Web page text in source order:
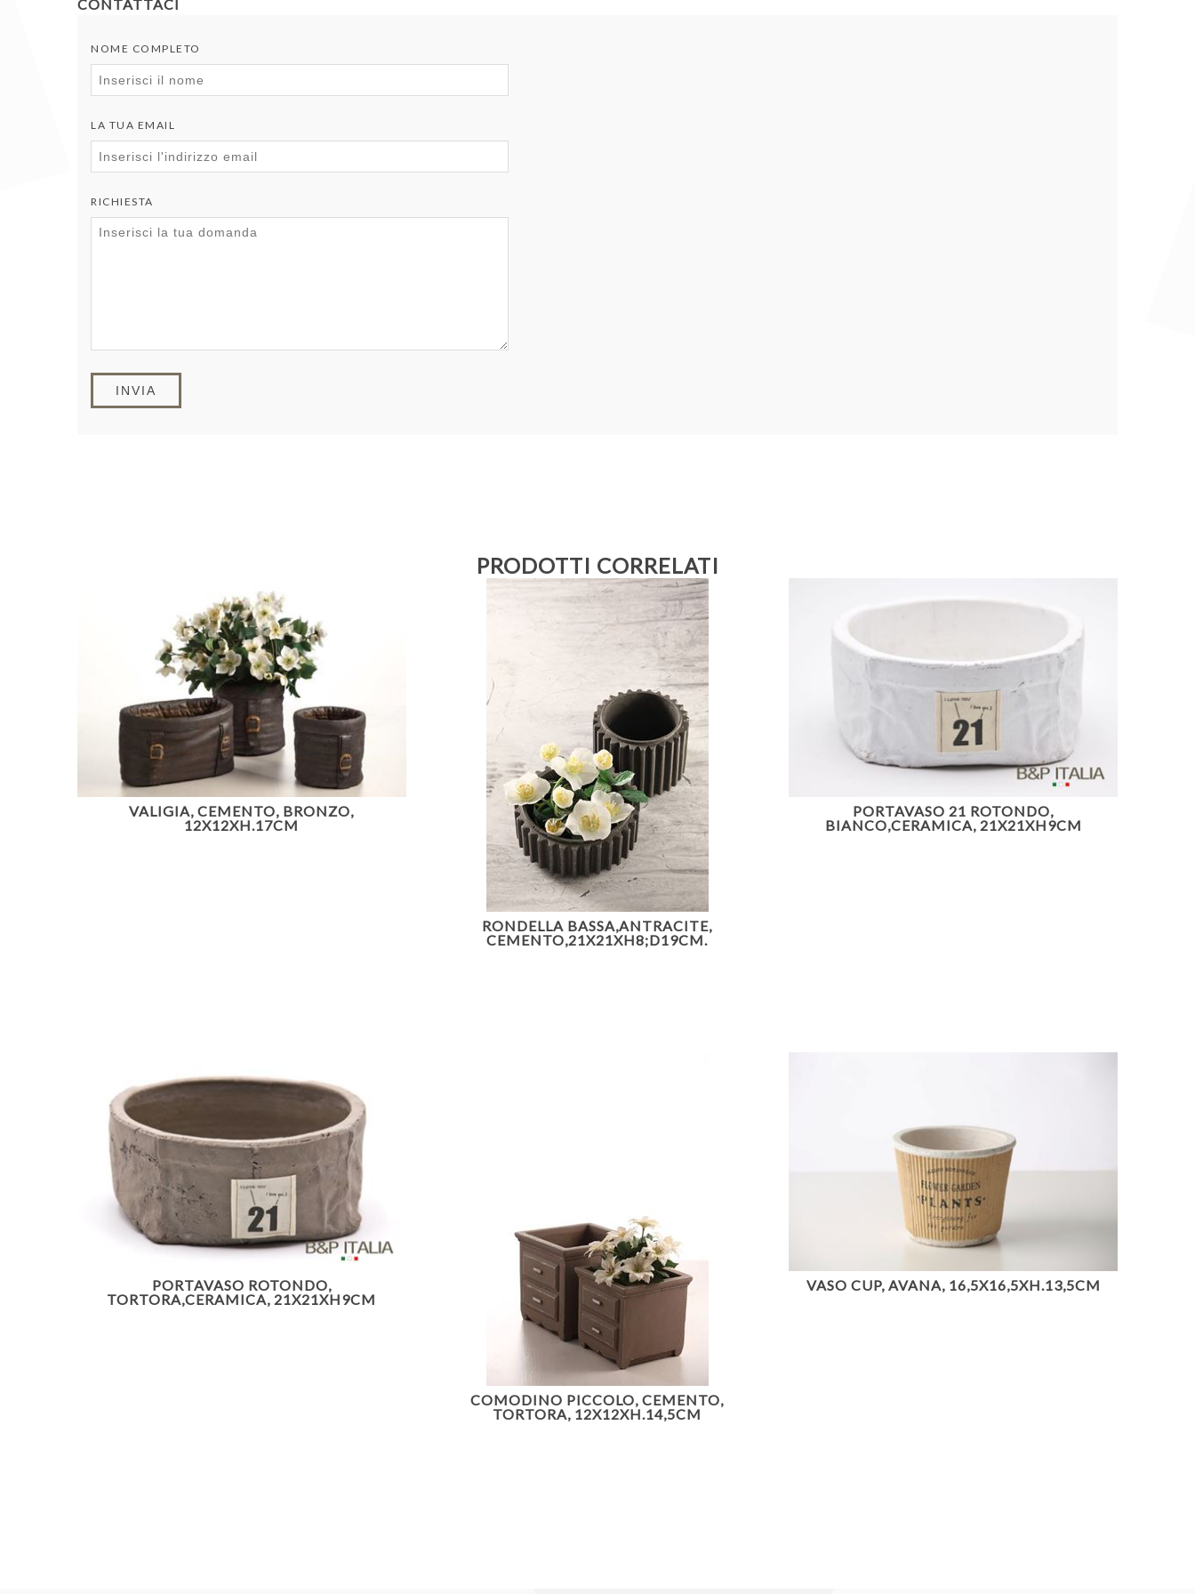
CONTATTACI
NOME COMPLETO
LA TUA EMAIL
RICHIESTA
PRODOTTI CORRELATI
VALIGIA, CEMENTO, BRONZO,
12X12XH.17CM
RONDELLA BASSA,ANTRACITE,
CEMENTO,21X21XH8;D19CM.
PORTAVASO 21 ROTONDO,
BIANCO,CERAMICA, 21X21XH9CM
PORTAVASO ROTONDO,
TORTORA,CERAMICA, 21X21XH9CM
COMODINO PICCOLO, CEMENTO,
TORTORA, 12X12XH.14,5CM
VASO CUP, AVANA, 16,5X16,5XH.13,5CM